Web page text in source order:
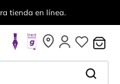
tienda en línea.